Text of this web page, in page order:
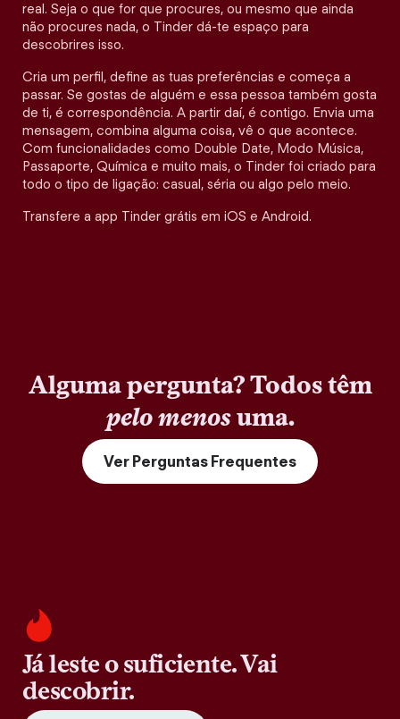
real. Seja o que for que procures, ou mesmo que ainda
não procures nada, o Tinder dá-te espaço para
descobrires isso.
Cria um perfil, define as tuas preferências e começa a
passar. Se gostas de alguém e essa pessoa também gosta
de ti, é correspondência. A partir daí, é contigo. Envia uma
mensagem, combina alguma coisa, vê o que acontece.
Com funcionalidades como Double Date, Modo Música,
Passaporte, Química e muito mais, o Tinder foi criado para
todo o tipo de ligação: casual, séria ou algo pelo meio.
Transfere a app Tinder grátis em iOS e Android.
Alguma pergunta? Todos têm
pelo menosuma.
Ver Perguntas Frequentes
Já leste o suficiente. Vai
descobrir.